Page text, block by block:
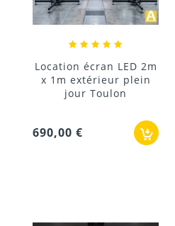
Location écran LED 2m
x 1m extérieur plein
jour Toulon
690,00 €